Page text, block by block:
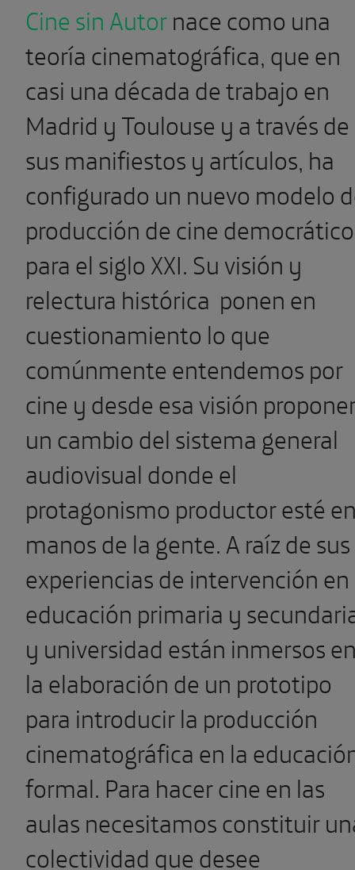
Cine sin Autornace como una
teoría cinematográfica, que en
casi una década de trabajo en
Madrid y Toulouse y a través de
sus manifiestos y artículos, ha
configurado un nuevo modelo
producción de cine democrático
para el siglo XXI. Su visión y
relectura histórica ponen en
cuestionamiento lo que
comúnmente entendemos por
cine y desde esa visión
un cambio del sistema general
audiovisual donde el
protagonismo productor esté
manos de la gente. A raíz de sus
experiencias de intervención en
educación primaria y
y universidad están inmersos
la elaboración de un prototipo
para introducir la producción
cinematográfica en la
formal. Para hacer cine en las
aulas necesitamos constituir
colectividad que desee